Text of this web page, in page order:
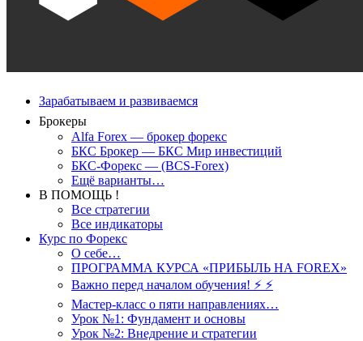
Зарабатываем и развиваемся
Брокеры
Alfa Forex — брокер форекс
БКС Брокер — БКС Мир инвестиций
БКС-Форекс — (BCS-Forex)
Ещё варианты…
В ПОМОЩЬ !
Все стратегии
Все индикаторы
Курс по Форекс
О себе…
ПРОГРАММА КУРСА «ПРИБЫЛЬ НА FOREX»
Важно перед началом обучения! ⚡ ⚡
Мастер-класс о пяти направлениях…
Урок №1: Фундамент и основы
Урок №2: Внедрение и стратегии